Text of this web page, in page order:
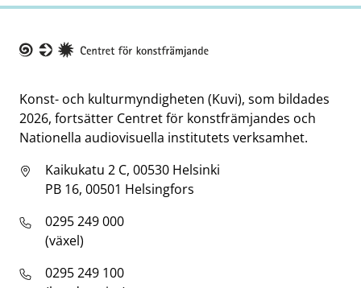
Konst- och kulturmyndigheten (Kuvi), som bildades
2026, fortsätter Centret för konstfrämjandes och
Nationella audiovisuella institutets verksamhet.
Kaikukatu 2 C, 00530 Helsinki
PB 16, 00501 Helsingfors
0295 249 000
(växel)
0295 249 100